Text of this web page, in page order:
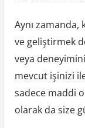
Aynı zamanda,
ve geliştirmek
veya
mevcut işinizi
sadece maddi
olarak da size